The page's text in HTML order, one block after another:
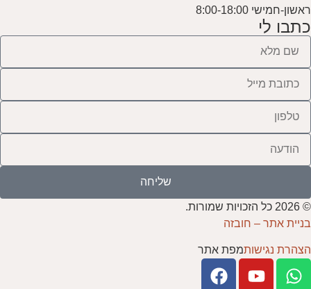
ראשון-חמישי 8:00-18:00
כתבו לי
שליחה
© 2026 כל הזכויות שמורות.
בניית אתר – חובזה
הצהרת נגישותמפת אתר